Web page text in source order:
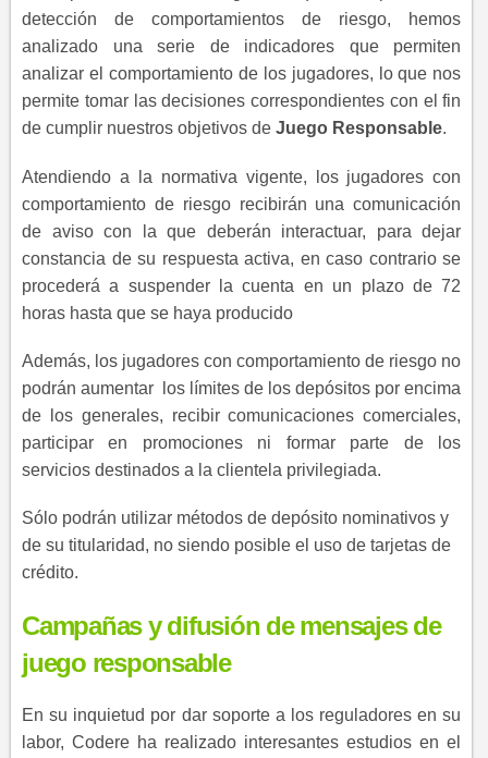
detección de comportamientos de riesgo, hemos
analizado una serie de indicadores que permiten
analizar el comportamiento de los jugadores, lo que nos
permite tomar las decisiones correspondientes con el fin
de cumplir nuestros objetivos de Juego Responsable.
Atendiendo a la normativa vigente, los jugadores con
comportamiento de riesgo recibirán una comunicación
de aviso con la que deberán interactuar, para dejar
constancia de su respuesta activa, en caso contrario se
procederá a suspender la cuenta en un plazo de 72
horas hasta que se haya producido
Además, los jugadores con comportamiento de riesgo no
podrán aumentar los límites de los depósitos por encima
de los generales, recibir comunicaciones comerciales,
participar en promociones ni formar parte de los
servicios destinados a la clientela privilegiada.
Sólo podrán utilizar métodos de depósito nominativos y
de su titularidad, no siendo posible el uso de tarjetas de
crédito. ​
Campañas y difusión de mensajes de
juego responsable
En su inquietud por dar soporte a los reguladores en su
labor, Codere ha realizado interesantes estudios en el